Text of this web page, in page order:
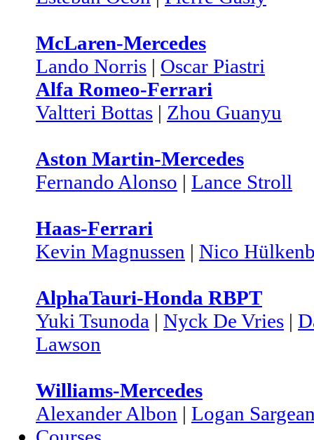
McLaren-Mercedes
Lando Norris | Oscar Piastri
Alfa Romeo-Ferrari
Valtteri Bottas | Zhou Guanyu
Aston Martin-Mercedes
Fernando Alonso | Lance Stroll
Haas-Ferrari
Kevin Magnussen | Nico
AlphaTauri-Honda RBPT
Yuki Tsunoda | Nyck De Vries |
Lawson
Williams-Mercedes
Alexander Albon | Logan